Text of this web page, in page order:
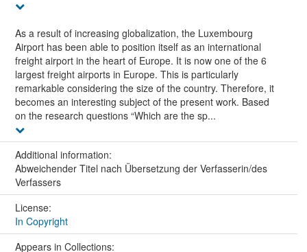
As a result of increasing globalization, the Luxembourg
Airport has been able to position itself as an international
freight airport in the heart of Europe. It is now one of the 6
largest freight airports in Europe. This is particularly
remarkable considering the size of the country. Therefore, it
becomes an interesting subject of the present work. Based
on the research questions “Which are the sp...
Additional information:
Abweichender Titel nach Übersetzung der Verfasserin/des
Verfassers
License:
In Copyright
Appears in Collections: